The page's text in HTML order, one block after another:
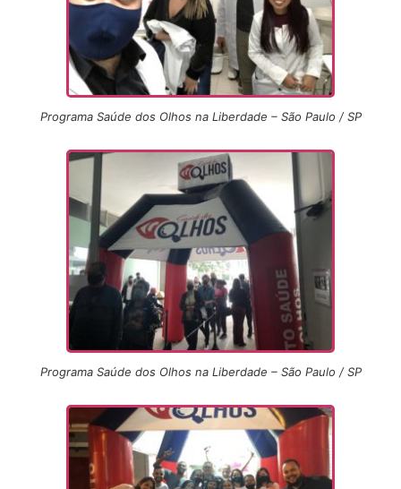
Programa Saúde dos Olhos na Liberdade – São Paulo / SP
Programa Saúde dos Olhos na Liberdade – São Paulo / SP